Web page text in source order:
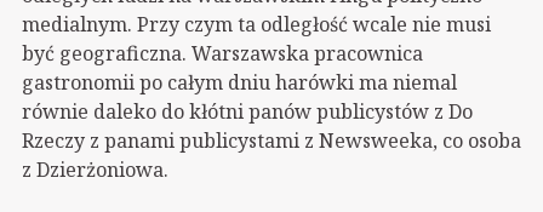
medialnym. Przy czym ta odległość wcale nie musi
być geograficzna. Warszawska pracownica
gastronomii po całym dniu harówki ma niemal
równie daleko do kłótni panów publicystów z Do
Rzeczy z panami publicystami z Newsweeka, co osoba
z Dzierżoniowa.